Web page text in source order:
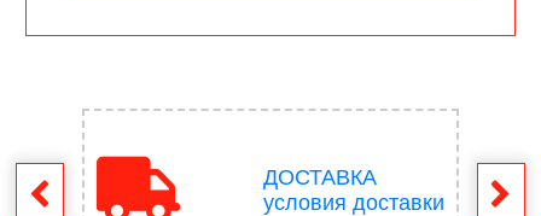
ДОСТАВКА
условия доставки